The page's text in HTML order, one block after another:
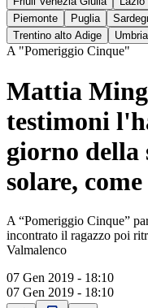
Piemonte
Puglia
Trentino alto Adige
Umbria
A "Pomeriggio Cinque"
Mattia
testimoni
giorno della
solare,
A “Pomeriggio Cinque”
incontrato il ragazzo poi
Valmalenco
07 Gen 2019 - 18:10
07 Gen 2019 - 18:10